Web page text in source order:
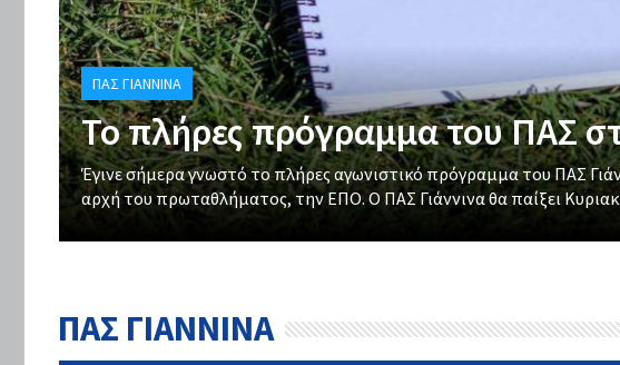
ΠΑΣ ΓΙΆΝΝΙΝΑ
Το πλήρες πρόγραμμα του ΠΑΣ
Έγινε σήμερα γνωστό το πλήρες αγωνιστικό πρόγραμμα του ΠΑΣ
αρχή του πρωταθλήματος, την ΕΠΟ. Ο ΠΑΣ Γιάννινα θα παίξει
ΠΑΣ ΓΙΑΝΝΙΝΑ